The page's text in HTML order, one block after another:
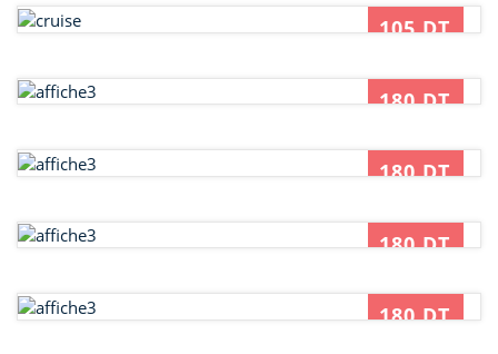
105 DT
180 DT
180 DT
180 DT
180 DT